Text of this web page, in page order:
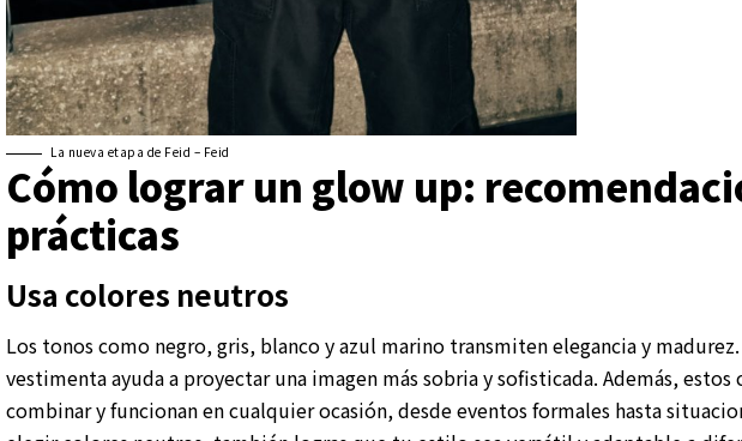
La nueva etapa de Feid – Feid
Cómo lograr un glow up:
prácticas
Usa colores neutros
Los tonos como negro, gris, blanco y azul marino transmiten elegancia y
vestimenta ayuda a proyectar una imagen más sobria y sofisticada. Además, estos
combinar y funcionan en cualquier ocasión, desde eventos formales hasta